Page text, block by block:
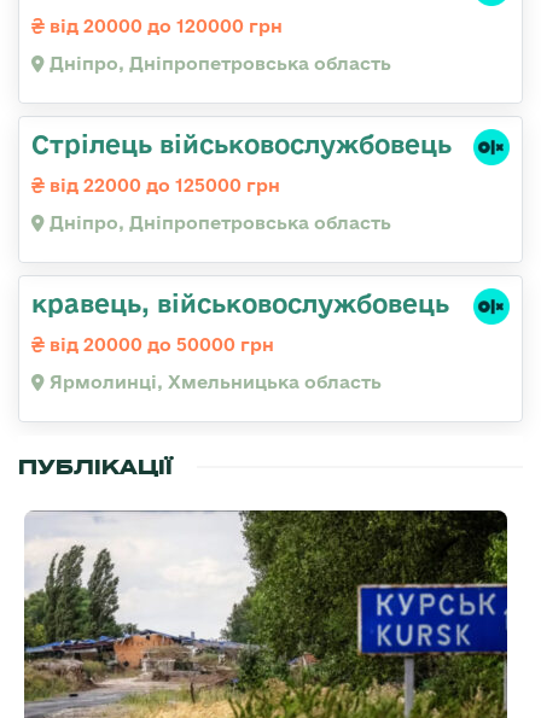
від 20000 до 120000 грн
Дніпро, Дніпропетровська область
Стрілець військовослужбовець
від 22000 до 125000 грн
Дніпро, Дніпропетровська область
кравець, військовослужбовець
від 20000 до 50000 грн
Ярмолинці, Хмельницька область
ПУБЛІКАЦІЇ